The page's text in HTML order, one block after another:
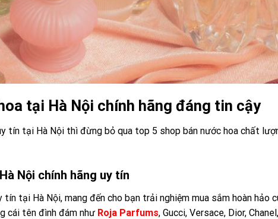
tại Hà Nội chính hãng đáng tin cậy
tín tại Hà Nội thì đừng bỏ qua top 5 shop bán nước hoa chất
Nội chính hãng uy tín
tại Hà Nội, mang đến cho bạn trải nghiệm mua sắm hoàn hảo
cái tên đình đám như Roja Parfums, Gucci, Versace, Dior, Chanel,